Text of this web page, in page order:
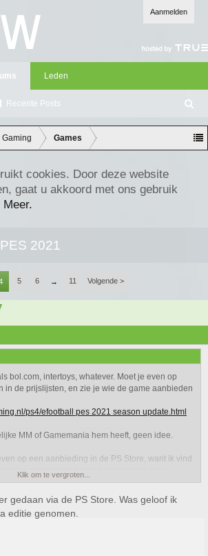
Aanmelden
Recente Posts
Leden
oe
ke
n
Gaming Games
cookies. Door deze website
gaat u akkoord met ons gebruik
Meer.
2021
5 6 → 11 Volgende >
bol.com, intertoys, whatever. Moet je even op
in de prijslijsten, en zie je wie de game aanbieden
ps4/efootball pes 2021 season update.html
MM of Gamemania hem heeft, geen idee.
op een aanbieding in de PS Store, want ik vind
gewoon zonder disk te kunnen opstarten.
Klik om te vergroten...
gedaan via de PS Store. Was geloof ik
editie genomen.